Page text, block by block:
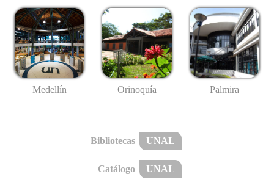
Medellín Orinoquía Palmira
Bibliotecas UNAL
Catálogo UNAL